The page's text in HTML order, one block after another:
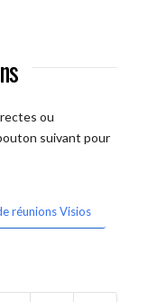
ou
suivant pour
réunions Visios